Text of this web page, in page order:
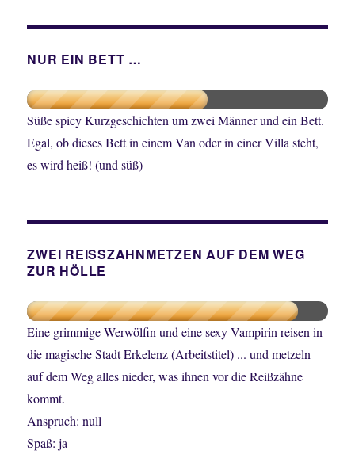
NUR EIN BETT …
Süße spicy Kurzgeschichten um zwei Männer und ein Bett.
Egal, ob dieses Bett in einem Van oder in einer Villa steht,
es wird heiß! (und süß)
ZWEI REISSZAHNMETZEN AUF DEM WEG
ZUR HÖLLE
Eine grimmige Werwölfin und eine sexy Vampirin reisen in
die magische Stadt Erkelenz (Arbeitstitel) ... und metzeln
auf dem Weg alles nieder, was ihnen vor die Reißzähne
kommt.
Anspruch: null
Spaß: ja